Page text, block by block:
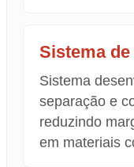
Sistema
Sistema
separação e
reduzindo
em materiais